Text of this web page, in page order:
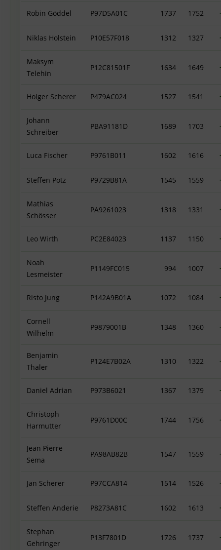
Robin Göddel P97D5A01C 1737 1752
Niklas Holstein P10E57F018 1312 1327
Maksym
Telehin
P12C81501F 1634 1649
Holger Scherer P479AC024 1527 1541
Johann
Schreiber
PBA91181D 1689 1703
Luca Fischer P9761B011 1602 1616
Steffen Potz P9729B81A 1545 1559
Mathias
Schösser
PA9261023 1318 1331
Leo Wirth PC2E84023 1137 1150
Noah
Lesmeister
P1149FC015 994 1007
Risto Jung P142A9B01A 1072 1084
Cornell
Wilhelm
P9879001B 1348 1360
Benjamin
Thaler
P124E7B02A 1310 1322
Daniel Adrian P973B6021 1367 1379
Christoph
Harmutter
P9761D00C 1744 1756
Jean Pierre
Sema
PA98AB82B 1547 1559
Jan Scherer P97CCA814 1514 1526
Steffen Anderie P8273A81C 1602 1613
Stephan
Gehringer
P13F7801D 1726 1737